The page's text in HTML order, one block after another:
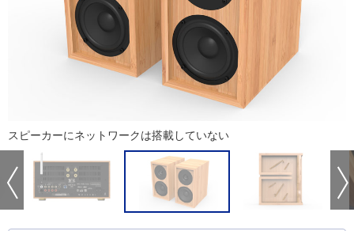
スピーカーにネットワークは搭載していない